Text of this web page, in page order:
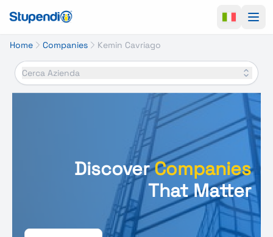
Home Companies Kemin Cavriago
Cerca Azienda
DiscoverCompanies
That Matter